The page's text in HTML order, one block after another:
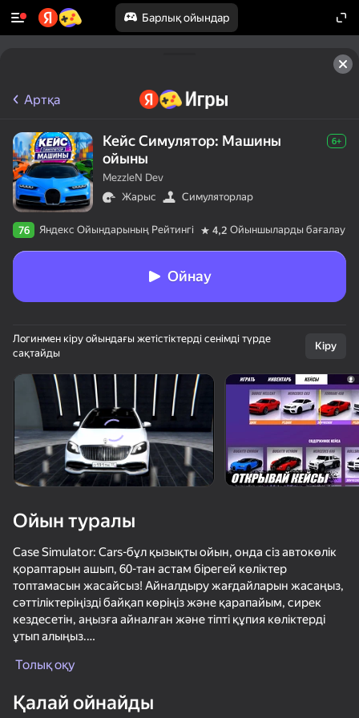
Барлық ойындар
Құрылғыны бұрыңыз
Ойын тек көлденең
бағдарда ғана істейді
Забег Крутых Машин 3Д
Supercar Battle 3D
Артқа
Кейс Симулятор: Машины
ойыны
6+
MezzleN Dev
Жарыс
Симуляторлар
76 Яндекс Ойындарының Рейтингі 4,2 Ойыншыларды бағалау
Ойнау
Логинмен кіру ойындағы жетістіктерді сенімді түрде
сақтайды
Кіру
Ойын туралы
Case Simulator: Cars-бұл қызықты ойын, онда сіз автокөлік
қораптарын ашып, 60-тан астам бірегей көліктер
топтамасын жасайсыз! Айналдыру жағдайларын жасаңыз,
сәттіліктеріңізді байқап көріңіз және қарапайым, сирек
кездесетін, аңызға айналған және тіпті құпия көліктерді
ұтып алыңыз.
Ойынның ерекшеліктері:
- Классикалық жылдамдық жарыстары
Толық оқу
Қалай ойнайды